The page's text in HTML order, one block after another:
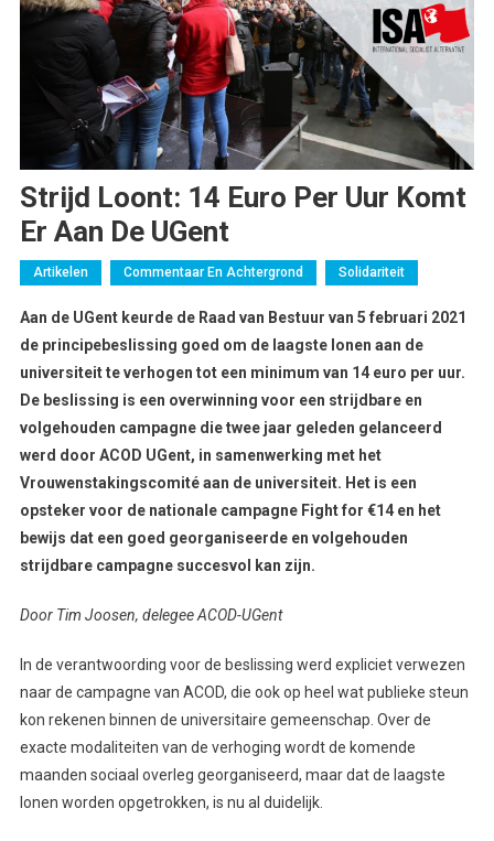
Strijd Loont: 14 Euro Per Uur Komt
Er Aan De UGent
Artikelen Commentaar En Achtergrond Solidariteit
Aan de UGent keurde de Raad van Bestuur van 5 februari 2021
de principebeslissing goed om de laagste lonen aan de
universiteit te verhogen tot een minimum van 14 euro per uur.
De beslissing is een overwinning voor een strijdbare en
volgehouden campagne die twee jaar geleden gelanceerd
werd door ACOD UGent, in samenwerking met het
Vrouwenstakingscomité aan de universiteit. Het is een
opsteker voor de nationale campagne Fight for €14 en het
bewijs dat een goed georganiseerde en volgehouden
strijdbare campagne succesvol kan zijn.
Door Tim Joosen, delegee ACOD-UGent
In de verantwoording voor de beslissing werd expliciet verwezen
naar de campagne van ACOD, die ook op heel wat publieke steun
kon rekenen binnen de universitaire gemeenschap. Over de
exacte modaliteiten van de verhoging wordt de komende
maanden sociaal overleg georganiseerd, maar dat de laagste
lonen worden opgetrokken, is nu al duidelijk.